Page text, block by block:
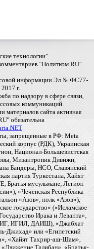
технологии"
"Политком.RU"
информации Эл № ФС77-
г.
по надзору в сфере связи,
коммуникаций.
материалов сайта активная
обязательна
запрещенные в РФ: Meta
корпус (РДК), Украинская
Национал-Большевистская
Мизантропик Дивижн,
Бандеры, НСО, Славянский
партия Туркестана, Хайят
Братья мусульмане, Легион
«Чеченская Республика
«Азов», полк «Азов»),
государство» («Исламское
Ирака и Леванта»,
ИГ, ИГИЛ, ДАИШ), «Джабхат
Джихад» или «Египетский
«Хайят Тахрир-аш-Шам»,
Талибан», «Братья-